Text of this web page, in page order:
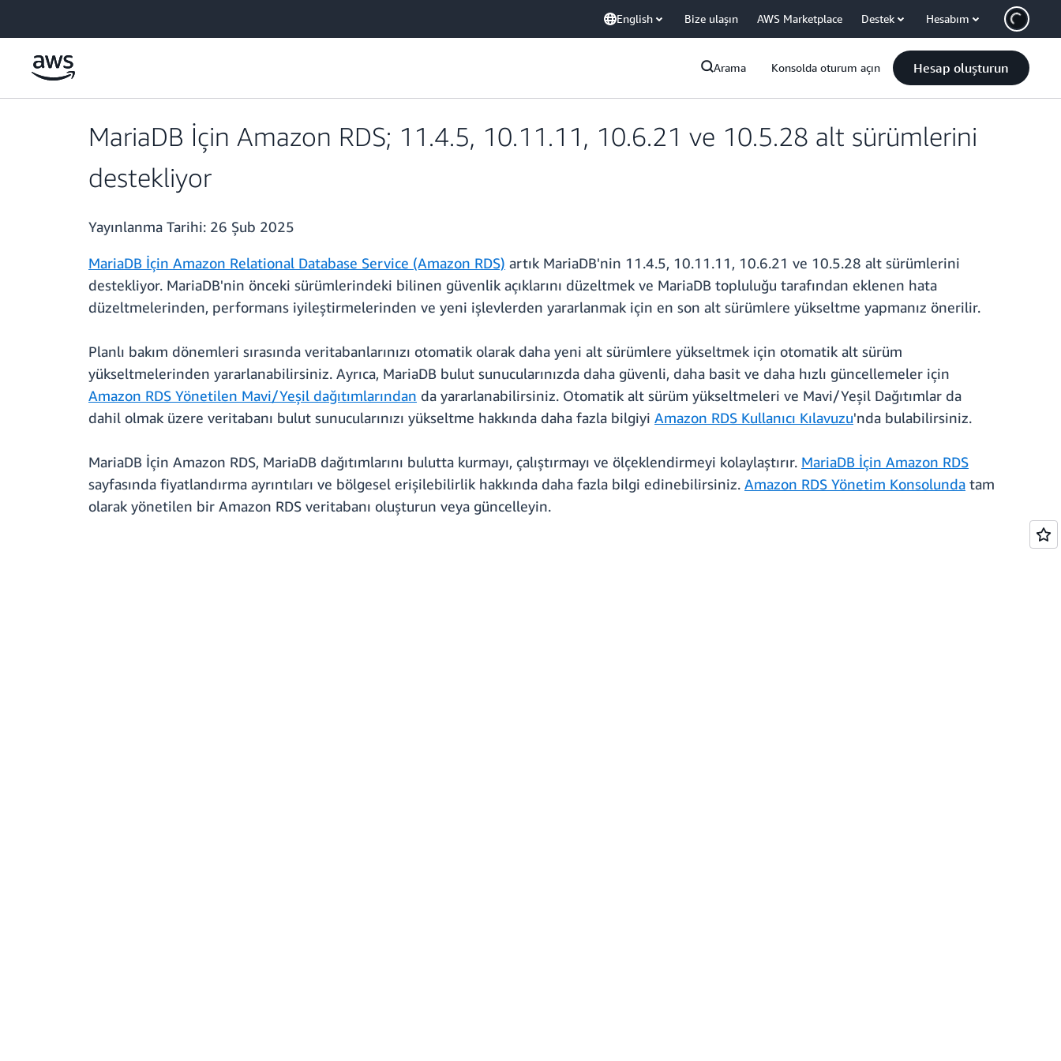
English Bize ulaşın AWS Marketplace Destek Hesabım
Arama Konsolda oturum açın Hesap oluşturun
MariaDB İçin Amazon RDS; 11.4.5, 10.11.11, 10.6.21 ve 10.5.28 alt sürümlerini
destekliyor
Yayınlanma Tarihi: 26 Şub 2025
MariaDB İçin Amazon Relational Database Service (Amazon RDS) artık MariaDB'nin 11.4.5, 10.11.11, 10.6.21 ve 10.5.28 alt sürümlerini
destekliyor. MariaDB'nin önceki sürümlerindeki bilinen güvenlik açıklarını düzeltmek ve MariaDB topluluğu tarafından eklenen hata
düzeltmelerinden, performans iyileştirmelerinden ve yeni işlevlerden yararlanmak için en son alt sürümlere yükseltme yapmanız önerilir.
Planlı bakım dönemleri sırasında veritabanlarınızı otomatik olarak daha yeni alt sürümlere yükseltmek için otomatik alt sürüm
yükseltmelerinden yararlanabilirsiniz. Ayrıca, MariaDB bulut sunucularınızda daha güvenli, daha basit ve daha hızlı güncellemeler için
Amazon RDS Yönetilen Mavi/Yeşil dağıtımlarından da yararlanabilirsiniz. Otomatik alt sürüm yükseltmeleri ve Mavi/Yeşil Dağıtımlar da
dahil olmak üzere veritabanı bulut sunucularınızı yükseltme hakkında daha fazla bilgiyi Amazon RDS Kullanıcı Kılavuzu'nda bulabilirsiniz.
MariaDB İçin Amazon RDS, MariaDB dağıtımlarını bulutta kurmayı, çalıştırmayı ve ölçeklendirmeyi kolaylaştırır. MariaDB İçin Amazon RDS
sayfasında fiyatlandırma ayrıntıları ve bölgesel erişilebilirlik hakkında daha fazla bilgi edinebilirsiniz. Amazon RDS Yönetim Konsolunda tam
olarak yönetilen bir Amazon RDS veritabanı oluşturun veya güncelleyin.